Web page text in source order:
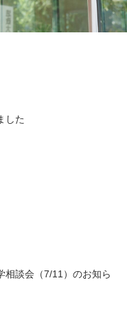
した
相談会（7/11）のお知ら